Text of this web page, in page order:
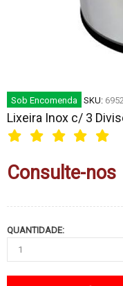
Sob Encomenda SKU:
Lixeira Inox c/ 3
Consulte-nos
QUANTIDADE: